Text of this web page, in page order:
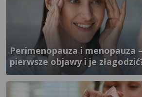
}" />
Perimenopauza i menopauza
pierwsze objawy i je